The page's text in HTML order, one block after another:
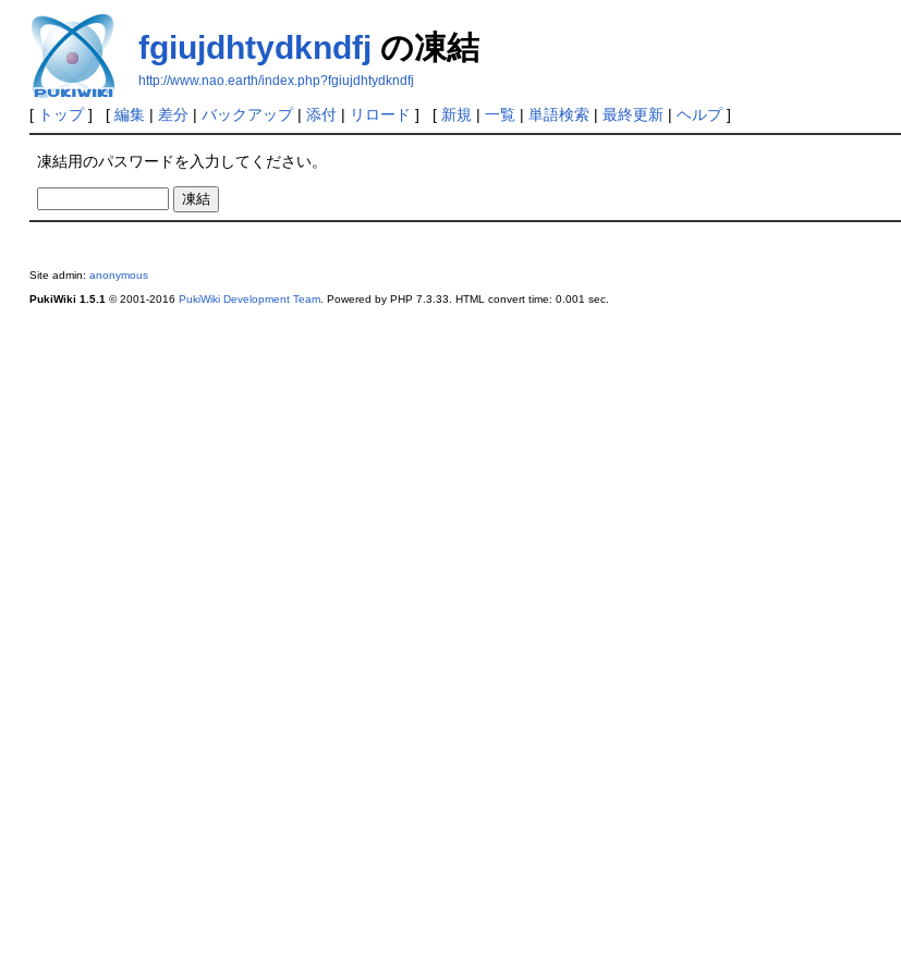
fgiujdhtydkndfj の凍結
http://www.nao.earth/index.php?fgiujdhtydkndfj
[ トップ] [ 編集| 差分| バックアップ| 添付| リロード ] [ 新規 | 一覧| 単語検索| 最終更新| ヘルプ]
凍結用のパスワードを入力してください。
Site admin: anonymous
PukiWiki 1.5.1© 2001-2016 PukiWiki Development Team. Powered by PHP 7.3.33. HTML convert time: 0.001 sec.